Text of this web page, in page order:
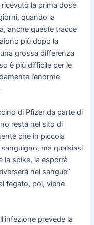
la prima dose
quando la
anche queste tracce
più dopo la
grossa differenza
è più difficile per le
l’enorme
di Pfizer da parte di
resta nel sito di
che in piccola
ma qualsiasi
la spike, la esporrà
nel sangue”
fegato, poi, viene
prevede la